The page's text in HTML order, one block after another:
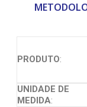
PRODUTO:
UNIDADE DE
MEDIDA: